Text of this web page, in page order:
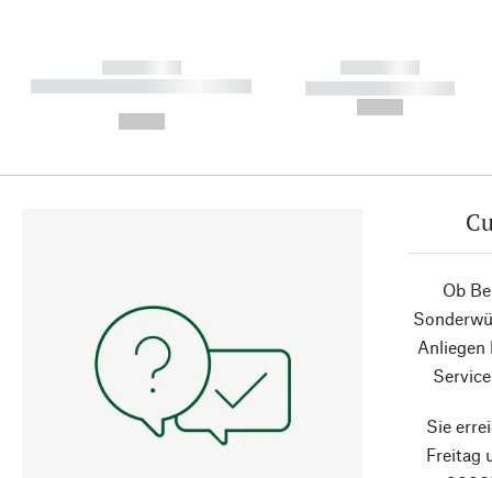
------------
----------- ----------- ----------
------------
----------- -----------
Ob
Anliegen
Sie
Freitag